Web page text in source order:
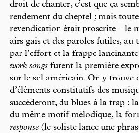
droit de chanter, c’est que ça
rendement du cheptel ; mais
revendication était proscrite – le
airs gais et des paroles futiles, au
par l’effort et la frappe
work songs furent la première
sur le sol américain. On y trouve
d’éléments constitutifs des
succéderont, du blues à la trap :
du même motif mélodique, la
response (le soliste lance une